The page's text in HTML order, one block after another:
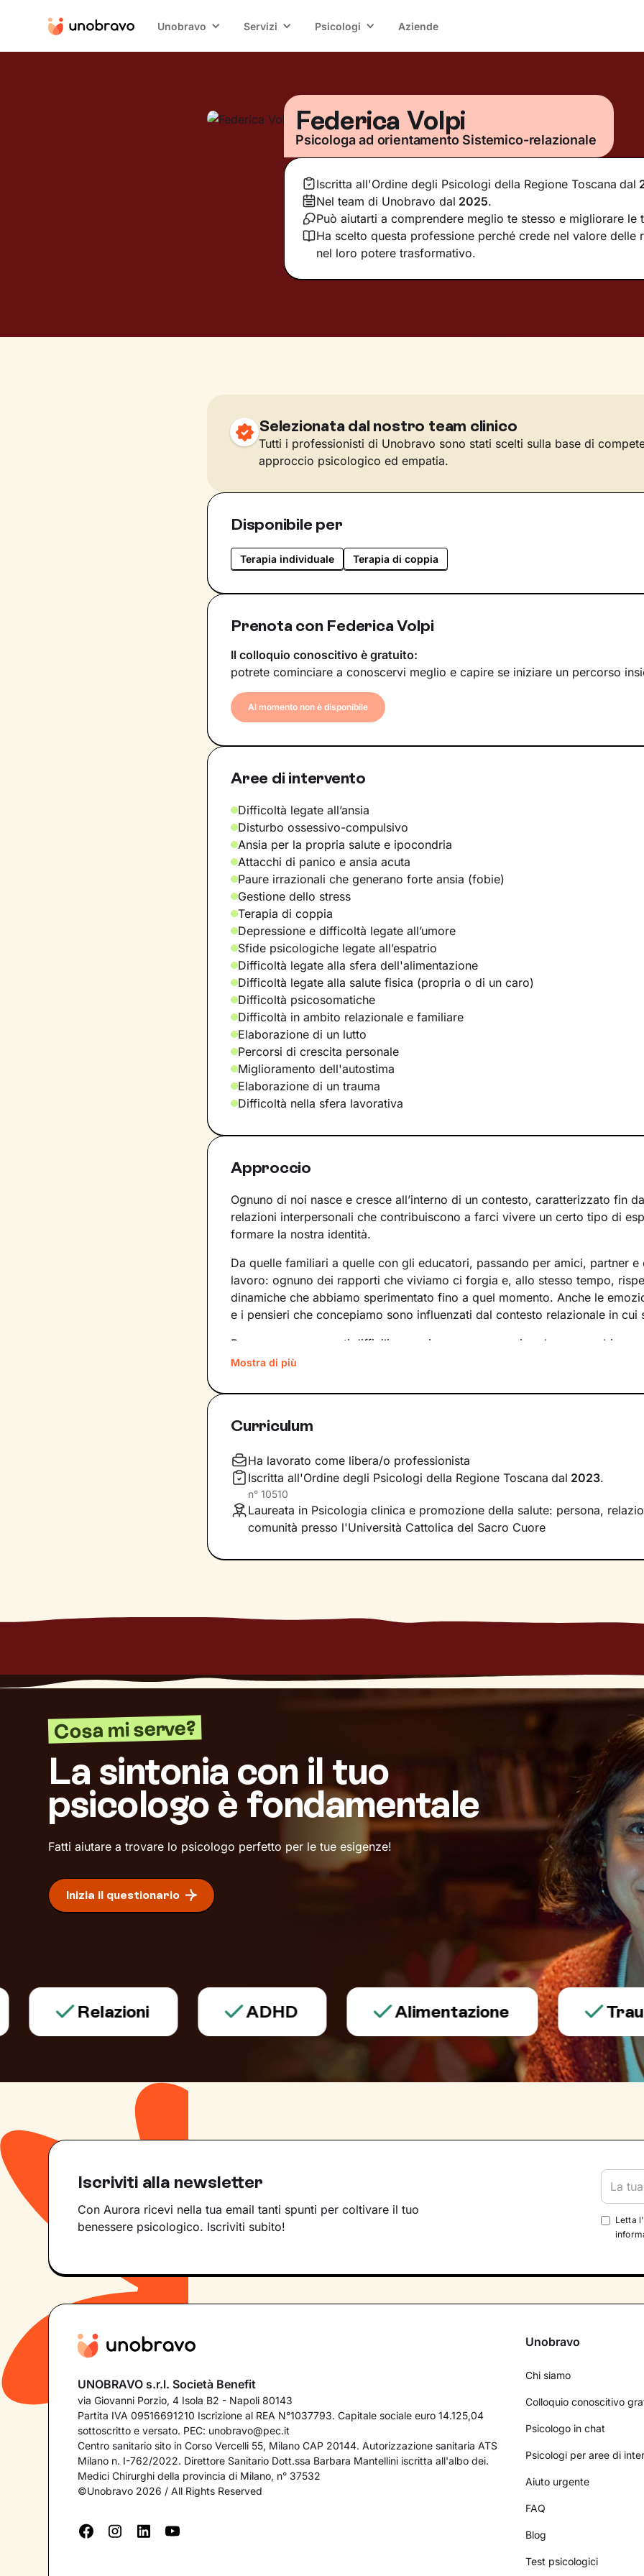
Unobravo Servizi Psicologi Aziende
Federica Volpi
Psicologa ad orientamento Sistemico-relazionale
Iscritta all'Ordine degli Psicologi della Regione Toscana dal
Nel team di Unobravo dal 2025.
Può aiutarti a comprendere meglio te stesso e migliorare le
Ha scelto questa professione perché crede nel valore delle
nel loro potere trasformativo.
Selezionata dal nostro team clinico
Tutti i professionisti di Unobravo sono stati scelti sulla base di
approccio psicologico ed empatia.
Disponibile per
Terapia individuale Terapia di coppia
Prenota con Federica Volpi
Il colloquio conoscitivo è gratuito:
potrete cominciare a conoscervi meglio e capire se iniziare un percorso
Al momento non è disponibile
Aree di intervento
Difficoltà legate all’ansia
Disturbo ossessivo-compulsivo
Ansia per la propria salute e ipocondria
Attacchi di panico e ansia acuta
Paure irrazionali che generano forte ansia (fobie)
Gestione dello stress
Terapia di coppia
Depressione e difficoltà legate all’umore
Sfide psicologiche legate all’espatrio
Difficoltà legate alla sfera dell'alimentazione
Difficoltà legate alla salute fisica (propria o di un caro)
Difficoltà psicosomatiche
Difficoltà in ambito relazionale e familiare
Elaborazione di un lutto
Percorsi di crescita personale
Miglioramento dell'autostima
Elaborazione di un trauma
Difficoltà nella sfera lavorativa
Approccio
Ognuno di noi nasce e cresce all’interno di un contesto, caratterizzato fin
relazioni interpersonali che contribuiscono a farci vivere un certo tipo di
formare la nostra identità.
Da quelle familiari a quelle con gli educatori, passando per amici, partner e
lavoro: ognuno dei rapporti che viviamo ci forgia e, allo stesso tempo,
dinamiche che abbiamo sperimentato fino a quel momento. Anche le
e i pensieri che concepiamo sono influenzati dal contesto relazionale in cui
Per superare momenti difficili e raggiungere un maggiore benessere
quali siano gli elementi che non ci rappresentano più e quali i bisogni
dentro di noi anche se spesso non ne siamo consapevoli.
Il nostro percorso insieme si baserà su accoglienza, ascolto e
Non solo: sviluppando nuovi pensieri e comportamenti, potrai vivere il tuo
maniera più soddisfacente e serena.
Daremo il via a un cammino che ti condurrà su strade mai percorse prima,
benessere che desideri.
Mostra di più
Curriculum
Ha lavorato come libera/o professionista
Iscritta all'Ordine degli Psicologi della Regione Toscana dal 2023.
n° 10510
Laureata in Psicologia clinica e promozione della salute: persona,
comunità presso l'Università Cattolica del Sacro Cuore
Cosa mi serve?
La sintonia con il tuo
psicologo è fondamentale
Fatti aiutare a trovare lo psicologo perfetto per le tue esigenze!
Inizia il questionario
Relazioni ADHD Alimentazione
Iscriviti alla newsletter
Con Aurora ricevi nella tua email tanti spunti per coltivare il tuo
benessere psicologico. Iscriviti subito!
Letta l'
UNOBRAVO s.r.l. Società Benefit
via Giovanni Porzio, 4 Isola B2 - Napoli 80143
Partita IVA 09516691210 Iscrizione al REA N°1037793. Capitale sociale euro 14.125,04
sottoscritto e versato. PEC: unobravo@pec.it
Centro sanitario sito in Corso Vercelli 55, Milano CAP 20144. Autorizzazione sanitaria ATS
Milano n. I-762/2022. Direttore Sanitario Dott.ssa Barbara Mantellini iscritta all'albo dei.
Medici Chirurghi della provincia di Milano, n° 37532
©Unobravo 2026 / All Rights Reserved
Unobravo
Chi siamo
Colloquio conoscitivo
Psicologo in chat
Psicologi per aree di
Aiuto urgente
FAQ
Blog
Test psicologici